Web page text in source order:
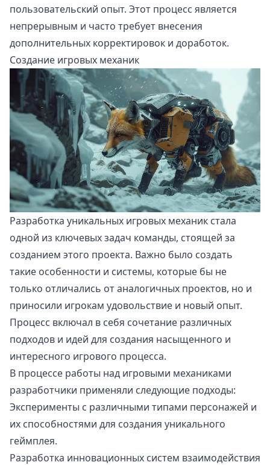
пользовательский опыт. Этот процесс является
непрерывным и часто требует внесения
дополнительных корректировок и доработок.
Создание игровых механик
Разработка уникальных игровых механик стала
одной из ключевых задач команды, стоящей за
созданием этого проекта. Важно было создать
такие особенности и системы, которые бы не
только отличались от аналогичных проектов, но и
приносили игрокам удовольствие и новый опыт.
Процесс включал в себя сочетание различных
подходов и идей для создания насыщенного и
интересного игрового процесса.
В процессе работы над игровыми механиками
разработчики применяли следующие подходы:
Эксперименты с различными типами персонажей и
их способностями для создания уникального
геймплея.
Разработка инновационных систем взаимодействия